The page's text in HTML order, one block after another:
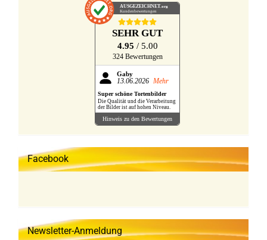
AUSGEZEICHNET.org
Kundenbewertungen
SEHR GUT
4.95 / 5.00
324 Bewertungen
Gaby
13.06.2026 Mehr
Super schöne Tortenbilder
Die Qualität und die Verarbeitung
der Bilder ist auf hohen Niveau.
Hinweis zu den Bewertungen
Facebook
Newsletter-Anmeldung